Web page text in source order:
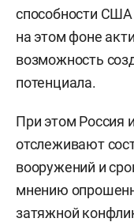
способности США
на этом фоне
возможность
потенциала.
При этом Россия
отслеживают
вооружений и
мнению
затяжной